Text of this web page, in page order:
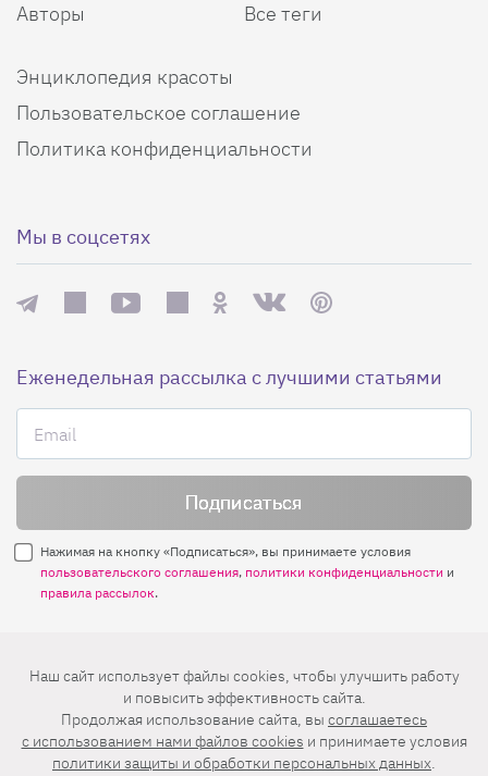
Авторы
Все теги
Энциклопедия красоты
Пользовательское соглашение
Политика конфиденциальности
Мы в соцсетях
Еженедельная рассылка с лучшими статьями
Нажимая на кнопку «Подписаться», вы принимаете условия
пользовательского соглашения, политики конфиденциальности и
правила рассылок.
Нашли ошибку? Выделите ее и нажмите
Ctrl+Enter
© 2026 АО «БКМ», ОГРН 1027739494584, ИНН 7705056238
127018, Москва, ул. Полковая, д. 3, стр. 4, помещение I, комн. 23
16+
Наш сайт использует файлы cookies, чтобы улучшить работу
и повысить эффективность сайта.
Продолжая использование сайта, вы соглашаетесь
c использованием нами файлов cookies и принимаете условия
политики защиты и обработки персональных данных.